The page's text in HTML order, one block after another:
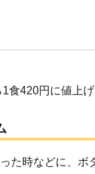
食420円に値上げ
た時などに、ボ